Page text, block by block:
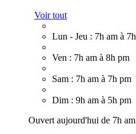
Voir tout
Lun - Jeu : 7h am à
Ven : 7h am à 8h pm
Sam : 7h am à 7h pm
Dim : 9h am à 5h pm
Ouvert aujourd'hui de 7h